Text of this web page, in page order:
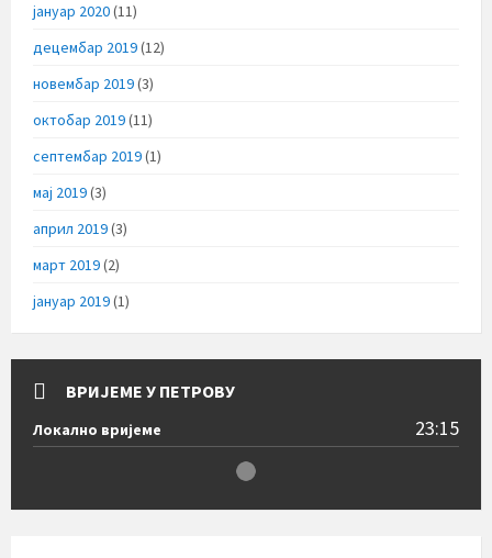
јануар 2020(11)
децембар 2019(12)
новембар 2019(3)
октобар 2019(11)
септембар 2019(1)
мај 2019(3)
април 2019(3)
март 2019(2)
јануар 2019(1)
ВРИЈЕМЕ У ПЕТРОВУ
Локално вријеме 23:15